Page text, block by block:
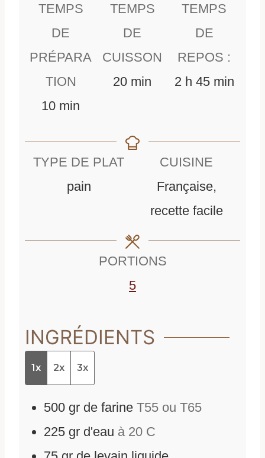
TEMPS
DE
PRÉPARA
TION
10mmin
TEMPS
DE
CUISSON
20m
u
min
TEMPS
DE
REPOS :
2hh 45m
e
min
TYPE DE PLAT
pain
CUISINE
Française,
recette facile
PORTIONS
5
INGRÉDIENTS
1x 2x 3x
500 gr de farine T55 ou T65
225 gr d'eau à 20 C